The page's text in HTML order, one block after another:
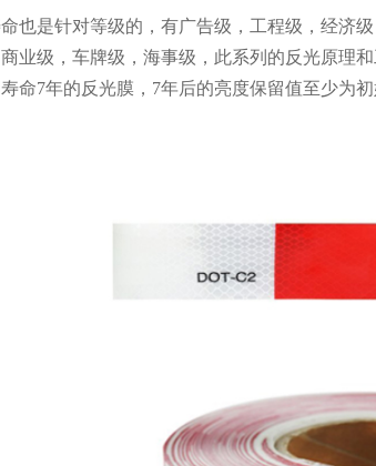
也是针对等级的，有广告级，工程级，经济
业级，车牌级，海事级，此系列的反光原理
命7年的反光膜，7年后的亮度保留值至少为初